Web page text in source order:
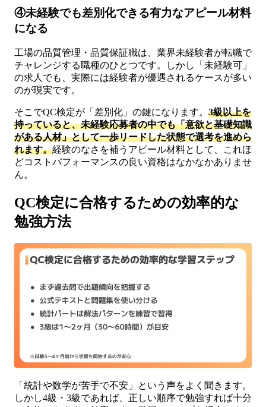
④未経験でも差別化できる有力なアピール材料
になる
工場の品質管理・品質保証職は、業界未経験者が転職で
チャレンジする職種のひとつです。しかし「未経験可」
の求人でも、実際には経験者が優遇されるケースが多い
のが現実です。
そこでQC検定が「差別化」の鍵になります。 3級以上を
持っていると、未経験応募者の中でも「意欲と基礎知識
がある人材」として一歩リードした状態で選考を進めら
れます。経験のなさを補うアピール材料として、これほ
どコストパフォーマンスの良い資格はなかなかありませ
ん。
QC検定に合格するための効率的な
勉強方法
「統計や数学が苦手で不安」という声をよく聞きます。
しかし4級・3級であれば、正しい順序で勉強すれば十分